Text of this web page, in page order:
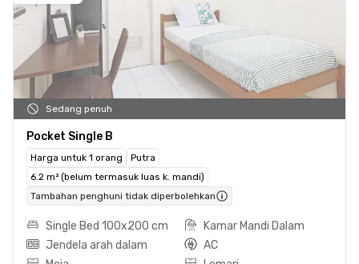
Sedang penuh
Pocket Single B
Harga untuk 1 orang
Putra
6.2 m² (belum termasuk luas k. mandi)
Tambahan penghuni tidak diperbolehkan
Single Bed 100x200 cm
Kamar Mandi Dalam
Jendela arah dalam
AC